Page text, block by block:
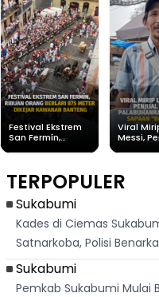
Festival Ekstrem
San Fermín,
Banteng
Viral
Messi,
"Bang
TERPOPULER
Sukabumi
Kades di Ciemas
Satnarkoba, Polisi
Sukabumi
Pemkab Sukabumi Mulai